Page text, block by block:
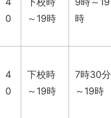
0
～19時
時
4
0
下校時
～19時
7時30分
～19時